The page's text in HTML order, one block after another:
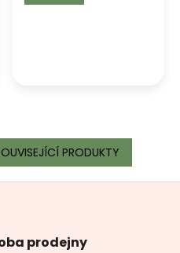
PRODUKTY
prodejny